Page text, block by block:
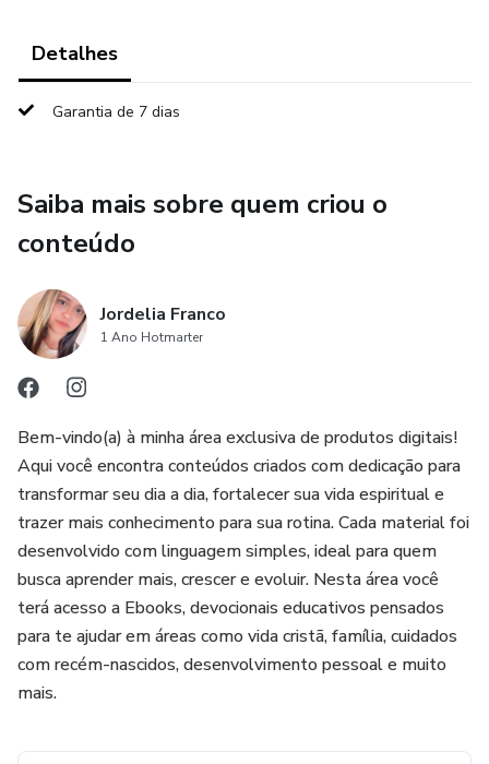
Detalhes
Garantia de 7 dias
Saiba mais sobre quem criou o
conteúdo
Jordelia Franco
1 Ano Hotmarter
Bem-vindo(a) à minha área exclusiva de produtos digitais!
Aqui você encontra conteúdos criados com dedicação para
transformar seu dia a dia, fortalecer sua vida espiritual e
trazer mais conhecimento para sua rotina. Cada material foi
desenvolvido com linguagem simples, ideal para quem
busca aprender mais, crescer e evoluir. Nesta área você
terá acesso a Ebooks, devocionais educativos pensados
para te ajudar em áreas como vida cristã, família, cuidados
com recém-nascidos, desenvolvimento pessoal e muito
mais.